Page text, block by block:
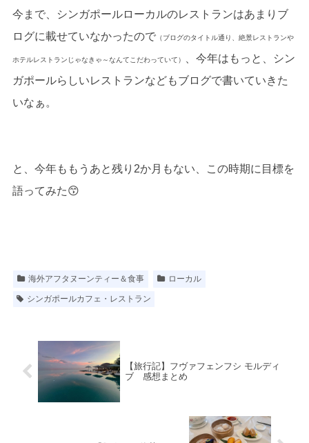
今まで、シンガポールローカルのレストランはあまりブ
ログに載せていなかったので （ブログのタイトル通り、絶景レストランや
ホテルレストランじゃなきゃ～なんてこだわっていて）
、今年はもっと、シン
ガポールらしいレストランなどもブログで書いていきた
いなぁ。
と、今年ももうあと残り2か月もない、この時期に目標を
語ってみた😙
海外アフタヌーンティー＆食事 ローカル
シンガポールカフェ・レストラン
【旅行記】フヴァフェンフシ モルディ
ブ 感想まとめ